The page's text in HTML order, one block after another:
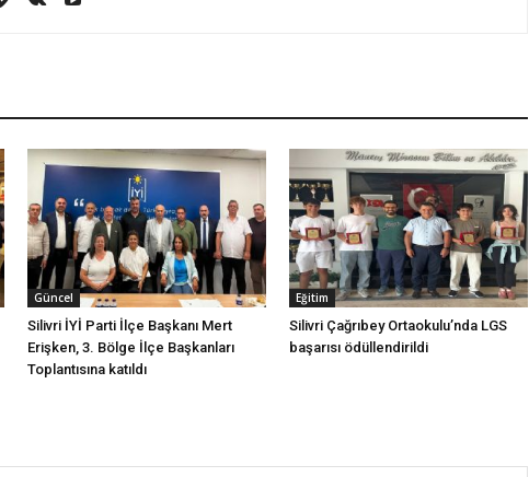
Güncel
Silivri İYİ Parti İlçe Başkanı Mert
Erişken, 3. Bölge İlçe Başkanları
Toplantısına katıldı
Eğitim
Silivri Çağrıbey Ortaokulu’nda LGS
başarısı ödüllendirildi